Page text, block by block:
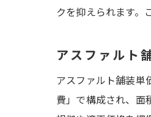
クを抑えられます。
アスファルト
アスファルト舗装単
費」で構成され、面